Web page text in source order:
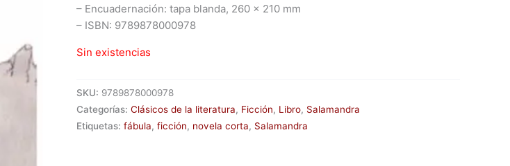
– Encuadernación: tapa blanda, 260 x 210 mm
– ISBN: 9789878000978
Sin existencias
SKU: 9789878000978
Categorías: Clásicos de la literatura, Ficción, Libro, Salamandra
Etiquetas: fábula, ficción, novela corta, Salamandra